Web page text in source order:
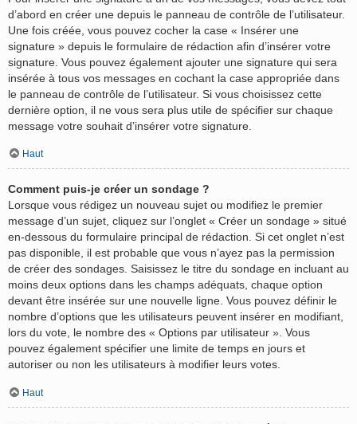
d’abord en créer une depuis le panneau de contrôle de l’utilisateur.
Une fois créée, vous pouvez cocher la case « Insérer une
signature » depuis le formulaire de rédaction afin d’insérer votre
signature. Vous pouvez également ajouter une signature qui sera
insérée à tous vos messages en cochant la case appropriée dans
le panneau de contrôle de l’utilisateur. Si vous choisissez cette
dernière option, il ne vous sera plus utile de spécifier sur chaque
message votre souhait d’insérer votre signature.
Haut
Comment puis-je créer un sondage ?
Lorsque vous rédigez un nouveau sujet ou modifiez le premier
message d’un sujet, cliquez sur l’onglet « Créer un sondage » situé
en-dessous du formulaire principal de rédaction. Si cet onglet n’est
pas disponible, il est probable que vous n’ayez pas la permission
de créer des sondages. Saisissez le titre du sondage en incluant au
moins deux options dans les champs adéquats, chaque option
devant être insérée sur une nouvelle ligne. Vous pouvez définir le
nombre d’options que les utilisateurs peuvent insérer en modifiant,
lors du vote, le nombre des « Options par utilisateur ». Vous
pouvez également spécifier une limite de temps en jours et
autoriser ou non les utilisateurs à modifier leurs votes.
Haut